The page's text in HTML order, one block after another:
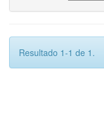
Resultado 1-1 de 1.